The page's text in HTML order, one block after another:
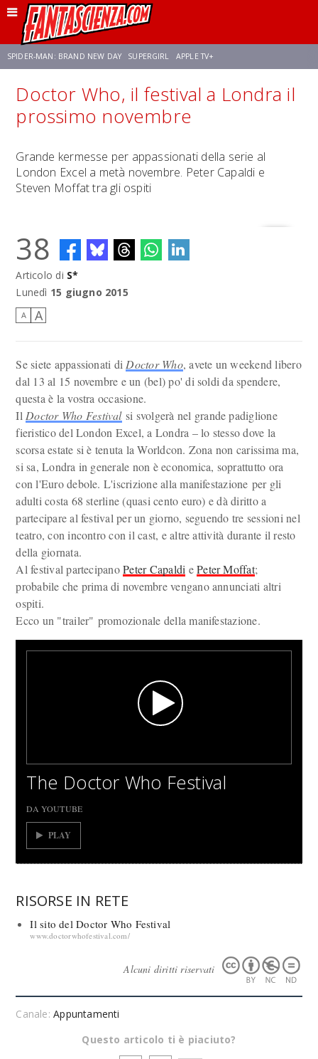
SPIDER-MAN: BRAND NEW DAY SUPERGIRL APPLE TV+
FRANCO RICCIARDIELLO ZENDAYA STAR TREK AVENGERS: DOOMSDAY
Doctor Who, il festival a Londra il
prossimo novembre
Grande kermesse per appassionati della serie al
London Excel a metà novembre. Peter Capaldi e
Steven Moffat tra gli ospiti
38
Articolo di S*
Lunedì 15 giugno 2015
A A
Se siete appassionati di Doctor Who, avete un weekend libero
dal 13 al 15 novembre e un (bel) po' di soldi da spendere,
questa è la vostra occasione.
Il Doctor Who Festivalsi svolgerà nel grande padiglione
fieristico del London Excel, a Londra – lo stesso dove la
scorsa estate si è tenuta la Worldcon. Zona non carissima ma,
si sa, Londra in generale non è economica, soprattutto ora
con l'Euro debole. L'iscrizione alla manifestazione per gli
adulti costa 68 sterline (quasi cento euro) e dà diritto a
partecipare al festival per un giorno, seguendo tre sessioni nel
teatro, con incontro con il cast, e altre attività durante il resto
della giornata.
Al festival partecipanoPeter Capaldi ePeter Moffat;
probabile che prima di novembre vengano annunciati altri
ospiti.
Ecco un "trailer" promozionale della manifestazione.
The Doctor Who Festival
DA YOUTUBE
PLAY
RISORSE IN RETE
Il sito del Doctor Who Festival
www.doctorwhofestival.com/
Alcuni diritti riservati
Canale:Appuntamenti
Questo articolo ti è piaciuto?